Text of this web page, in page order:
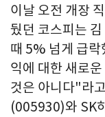
이날 오전 개장
뒀던 코스피는
때 5% 넘게 급락
익에 대한 새로
것은 아니다"라
(005930)와 SK